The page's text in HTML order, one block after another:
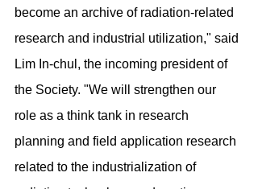
become an archive of radiation-related
research and industrial utilization," said
Lim In-chul, the incoming president of
the Society. "We will strengthen our
role as a think tank in research
planning and field application research
related to the industrialization of